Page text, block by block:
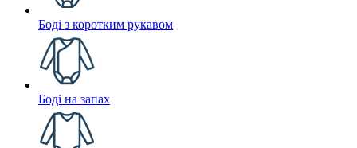
Боді з коротким рукавом
Боді на запах